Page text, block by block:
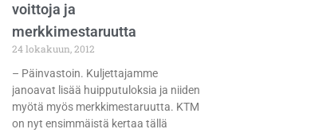
voittoja ja
merkkimestaruutta
24 lokakuun, 2012
– Päinvastoin. Kuljettajamme
janoavat lisää huipputuloksia ja niiden
myötä myös merkkimestaruutta. KTM
on nyt ensimmäistä kertaa tällä